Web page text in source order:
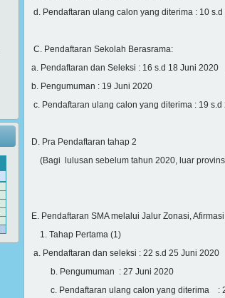
d. Pendaftaran ulang calon yang diterima : 10
C. Pendaftaran Sekolah Berasrama:
a. Pendaftaran dan Seleksi : 16 s.d 18 Juni 2020
b. Pengumuman : 19 Juni 2020
c. Pendaftaran ulang calon yang diterima : 19
D. Pra Pendaftaran tahap 2
(Bagi lulusan sebelum tahun 2020, luar
E. Pendaftaran SMA melalui Jalur Zonasi,
1. Tahap Pertama (1)
a. Pendaftaran dan seleksi : 22 s.d 25 Juni 2020
b. Pengumuman : 27 Juni 2020
c. Pendaftaran ulang calon yang diterima :